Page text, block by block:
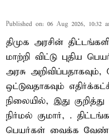
Published on: 06 Aug 2026, 10:32
திமுக அரசின்
மாற்றி விட்டு புதிய
அரசு
ஒட்டுவதாகவும்
நிலையில், இது
நிர்மல் குமார், .
பெயர்கள் வைக்க